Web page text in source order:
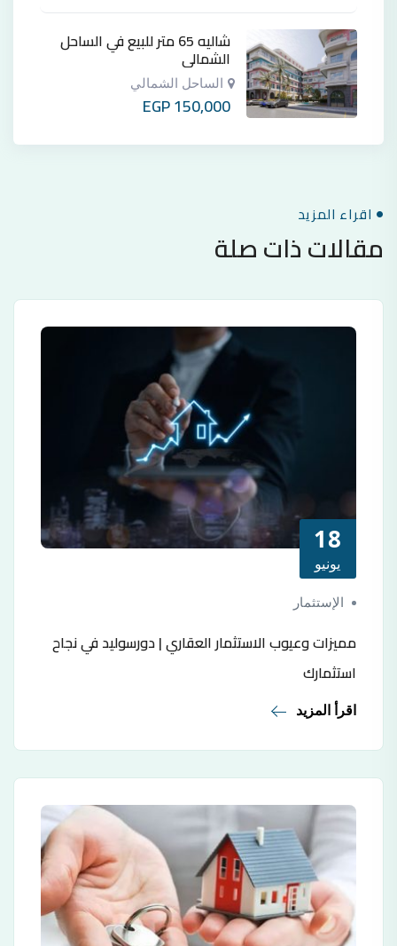
شاليه 65 متر للبيع في الساحل
الشمالي
الساحل الشمالي
EGP150,000
اقراء المزيد
مقالات ذات صلة
18
يونيو
الإستثمار
مميزات وعيوب الاستثمار العقاري | دورسوليد في نجاح
استثمارك
اقرأ المزيد